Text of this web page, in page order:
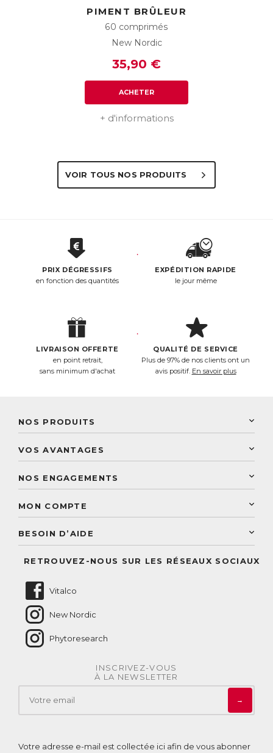
PIMENT BRÛLEUR
60 comprimés
New Nordic
35,90 €
ACHETER
+ d'informations
VOIR TOUS NOS PRODUITS
PRIX DÉGRESSIFS
en fonction des quantités
EXPÉDITION RAPIDE
le jour même
LIVRAISON OFFERTE
en point retrait,
sans minimum d'achat
QUALITÉ DE SERVICE
Plus de 97% de nos clients ont un
avis positif. En savoir plus
NOS PRODUITS
Laboratoire Landais
Découvrez le catalogue
VOS AVANTAGES
Paiement sécurisé
Conseils personnalisés
NOS ENGAGEMENTS
Conseil personnalisé
MON COMPTE
BESOIN D’AIDE
RETROUVEZ-NOUS SUR LES RÉSEAUX SOCIAUX
Vitalco
New Nordic
Phytoresearch
INSCRIVEZ-VOUS
À LA NEWSLETTER
→
Votre adresse e-mail est collectée ici afin de vous abonner